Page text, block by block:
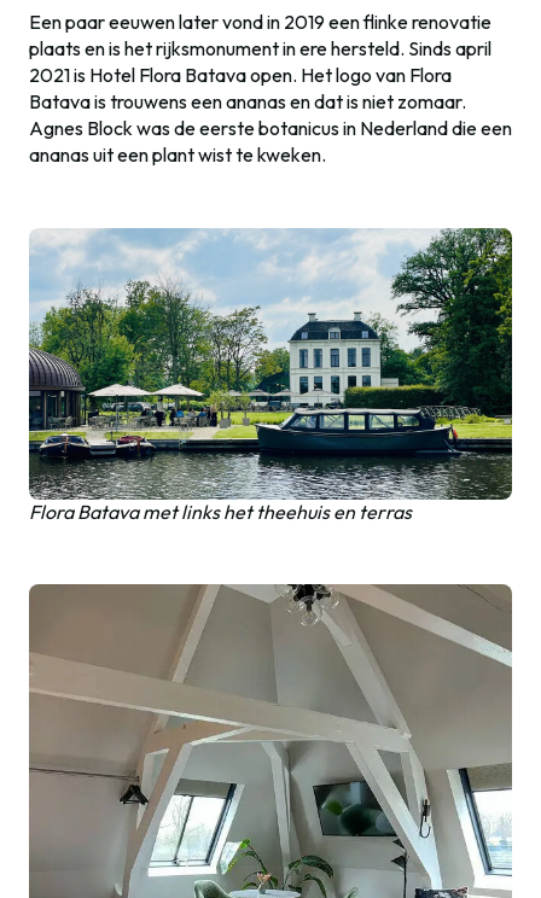
Een paar eeuwen later vond in 2019 een flinke renovatie
plaats en is het rijksmonument in ere hersteld. Sinds april
2021 is Hotel Flora Batava open. Het logo van Flora
Batava is trouwens een ananas en dat is niet zomaar.
Agnes Block was de eerste botanicus in Nederland die een
ananas uit een plant wist te kweken.
Flora Batava met links het theehuis en terras